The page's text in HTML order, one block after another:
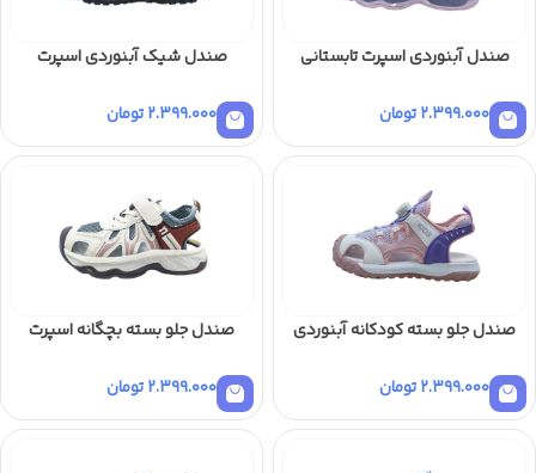
صندل آبنوردی اسپرت تابستانی
2.399.000تومان
صندل شیک آبنوردی اسپرت
2.399.000تومان
صندل جلو بسته کودکانه آبنوردی
2.399.000تومان
صندل جلو بسته بچگانه اسپرت
2.399.000تومان